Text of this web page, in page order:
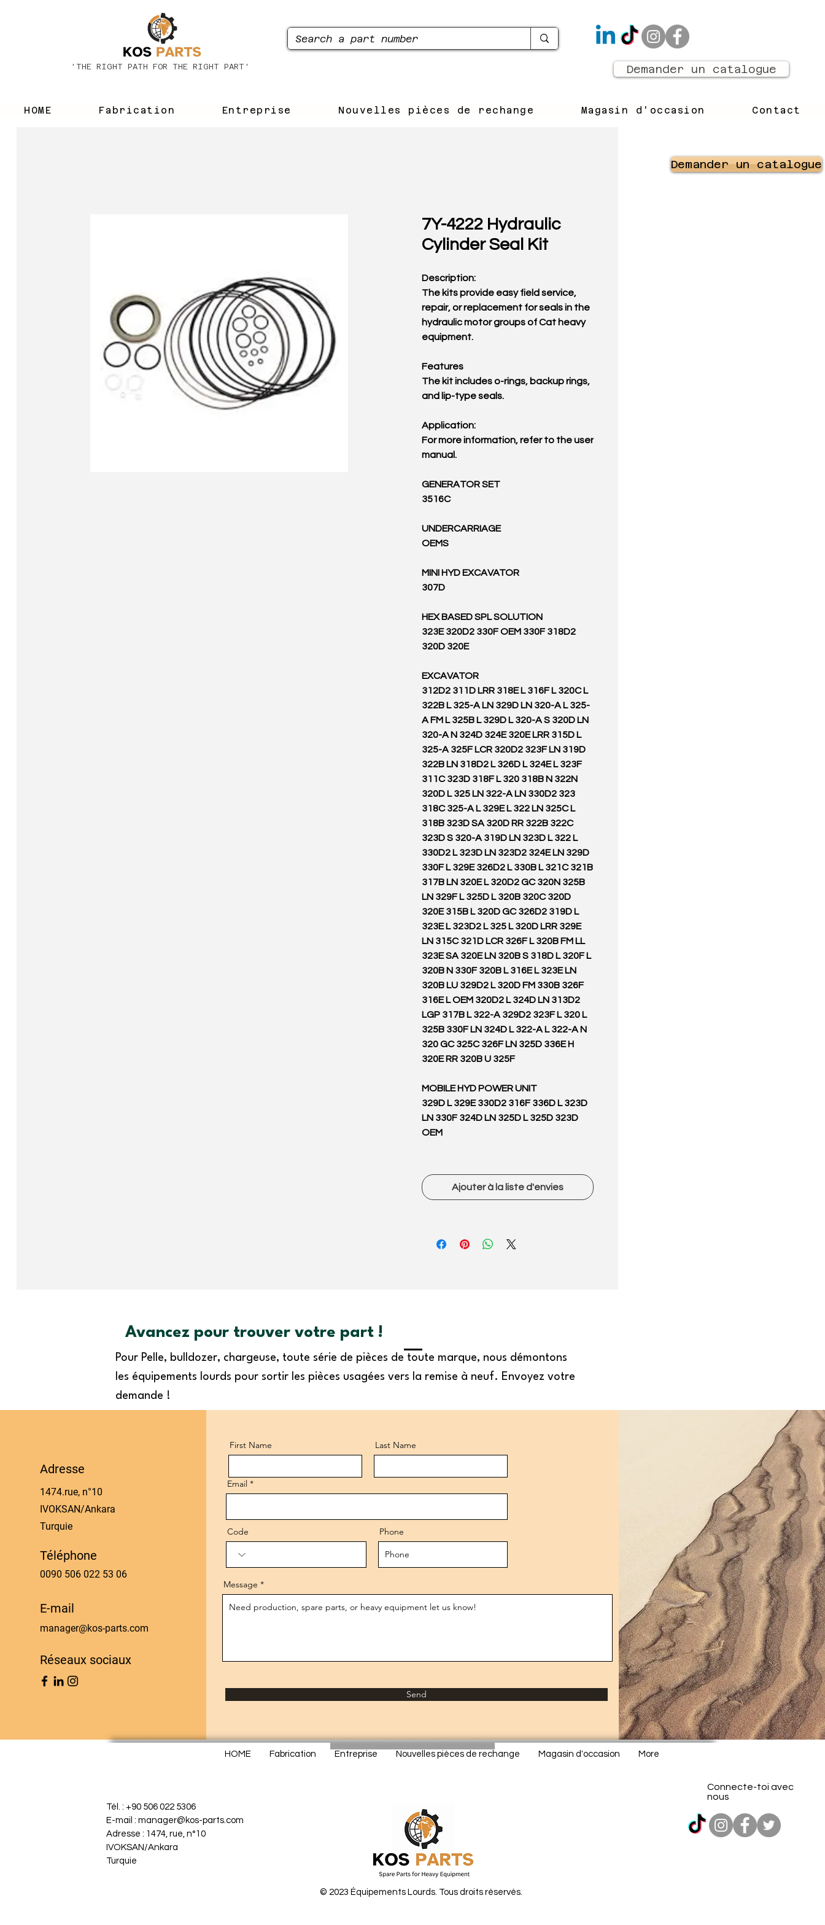
'THE RIGHT PATH FOR THE RIGHT PART' Demander un catalogue
HOME Fabrication Entreprise Nouvelles pièces de rechange Magasin d'occasion Contact
7Y-4222 Hydraulic
Cylinder Seal Kit
Description:
The kits provide easy field service,
repair, or replacement for seals in the
hydraulic motor groups of Cat heavy
equipment.
Features
The kit includes o-rings, backup rings,
and lip-type seals.
Application:
For more information, refer to the user
manual.
GENERATOR SET
3516C
UNDERCARRIAGE
OEMS
MINI HYD EXCAVATOR
307D
HEX BASED SPL SOLUTION
323E 320D2 330F OEM 330F 318D2
320D 320E
EXCAVATOR
312D2 311D LRR 318E L 316F L 320C L
322B L 325-A LN 329D LN 320-A L 325-
A FM L 325B L 329D L 320-A S 320D LN
320-A N 324D 324E 320E LRR 315D L
325-A 325F LCR 320D2 323F LN 319D
322B LN 318D2 L 326D L 324E L 323F
311C 323D 318F L 320 318B N 322N
320D L 325 LN 322-A LN 330D2 323
318C 325-A L 329E L 322 LN 325C L
318B 323D SA 320D RR 322B 322C
323D S 320-A 319D LN 323D L 322 L
330D2 L 323D LN 323D2 324E LN 329D
330F L 329E 326D2 L 330B L 321C 321B
317B LN 320E L 320D2 GC 320N 325B
LN 329F L 325D L 320B 320C 320D
320E 315B L 320D GC 326D2 319D L
323E L 323D2 L 325 L 320D LRR 329E
LN 315C 321D LCR 326F L 320B FM LL
323E SA 320E LN 320B S 318D L 320F L
320B N 330F 320B L 316E L 323E LN
320B LU 329D2 L 320D FM 330B 326F
316E L OEM 320D2 L 324D LN 313D2
LGP 317B L 322-A 329D2 323F L 320 L
325B 330F LN 324D L 322-A L 322-A N
320 GC 325C 326F LN 325D 336E H
320E RR 320B U 325F
MOBILE HYD POWER UNIT
329D L 329E 330D2 316F 336D L 323D
LN 330F 324D LN 325D L 325D 323D
OEM
Ajouter à la liste d'envies
Demander un catalogue
Avancez pour trouver votre part !
Pour Pelle, bulldozer, chargeuse, toute série de pièces de toute marque, nous démontons
les équipements lourds pour sortir les pièces usagées vers la remise à neuf. Envoyez votre
demande !
Adresse
1474.rue, n°10
IVOKSAN/Ankara
Turquie
Téléphone
0090 506 022 53 06
E-mail
manager@kos-parts.com
Réseaux sociaux
First Name Last Name
Email
Code Phone
Message
Send
Connecte-toi avec
nous
HOME Fabrication Entreprise Nouvelles pièces de rechange Magasin d'occasion More
© 2023 Équipements Lourds. Tous droits réservés.
Tél. : +90 506 022 5306
E-mail : manager@kos-parts.com
Adresse : 1474, rue, n°10
IVOKSAN/Ankara
Turquie